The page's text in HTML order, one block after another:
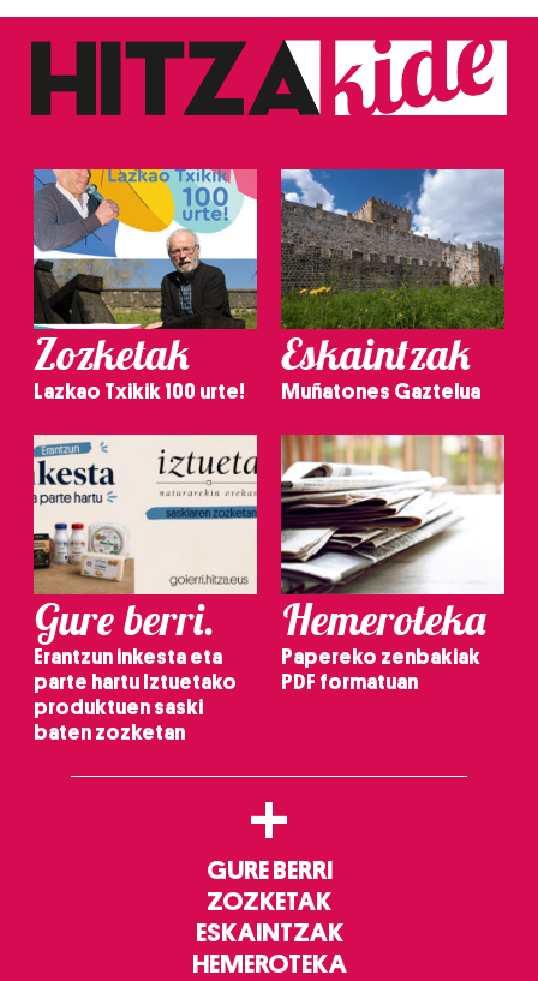
Zozketak
Lazkao Txikik 100 urte!
Eskaintzak
Muñatones Gaztelua
Gure berri.
Erantzun inkesta eta
parte hartu Iztuetako
produktuen saski
baten zozketan
Hemeroteka
Papereko zenbakiak
PDF formatuan
+
GURE BERRI
ZOZKETAK
ESKAINTZAK
HEMEROTEKA